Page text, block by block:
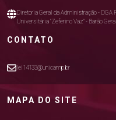
Diretoria Geral da Administração - DGA
Universitária "Zeferino Vaz" - Barão
CONTATO
lei14133@unicamp.br
MAPA DO SITE